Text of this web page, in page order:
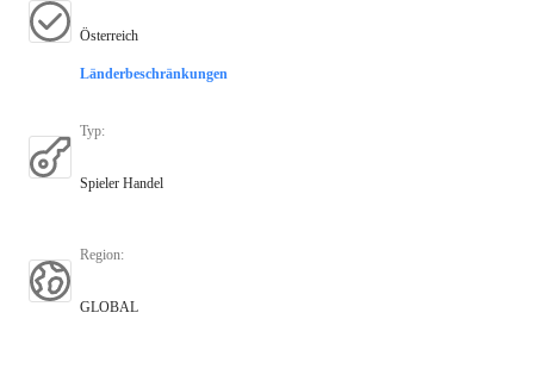
Österreich
Länderbeschränkungen
Typ:
Spieler Handel
Region:
GLOBAL